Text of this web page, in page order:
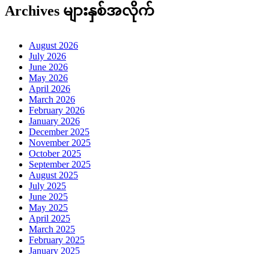
Archives များနှစ်အလိုက်
August 2026
July 2026
June 2026
May 2026
April 2026
March 2026
February 2026
January 2026
December 2025
November 2025
October 2025
September 2025
August 2025
July 2025
June 2025
May 2025
April 2025
March 2025
February 2025
January 2025